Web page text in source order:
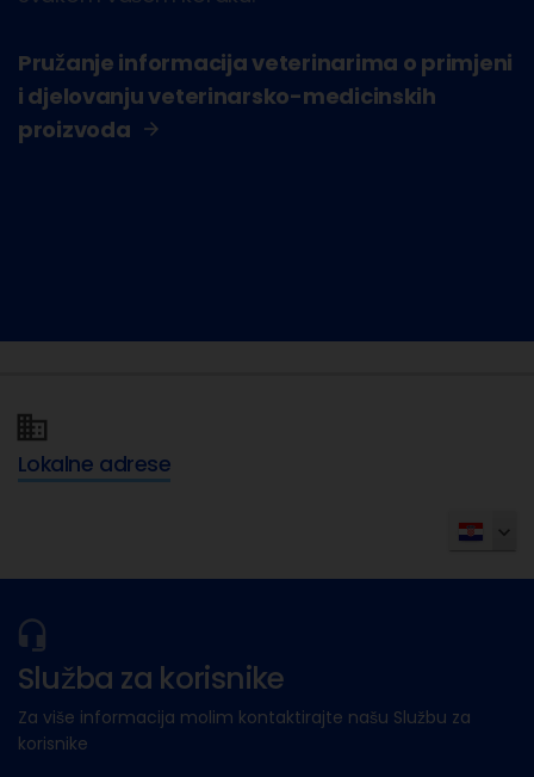
Pružanje informacija veterinarima o primjeni
i djelovanju veterinarsko-medicinskih
proizvoda
Lokalne adrese
Služba za korisnike
Za više informacija molim kontaktirajte našu Službu za
korisnike